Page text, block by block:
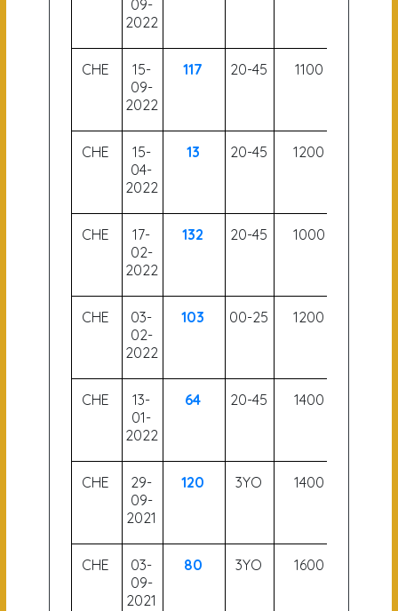
09-
2022
CHE
15-
09-
2022
117 20-45 1100
CHE
15-
04-
2022
13 20-45 1200
CHE
17-
02-
2022
132 20-45 1000
CHE
03-
02-
2022
103 00-25 1200
CHE
13-
01-
2022
64 20-45 1400
CHE
29-
09-
2021
120 3YO 1400
CHE
03-
09-
2021
80 3YO 1600